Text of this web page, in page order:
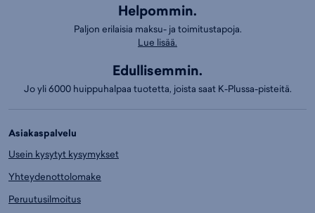
Helpommin.
Paljon erilaisia maksu- ja toimitustapoja.
Lue lisää.
Edullisemmin.
Jo yli 6000 huippuhalpaa tuotetta, joista saat K-Plussa-pisteitä.
Asiakaspalvelu
Usein kysytyt kysymykset
Yhteydenottolomake
Peruutusilmoitus